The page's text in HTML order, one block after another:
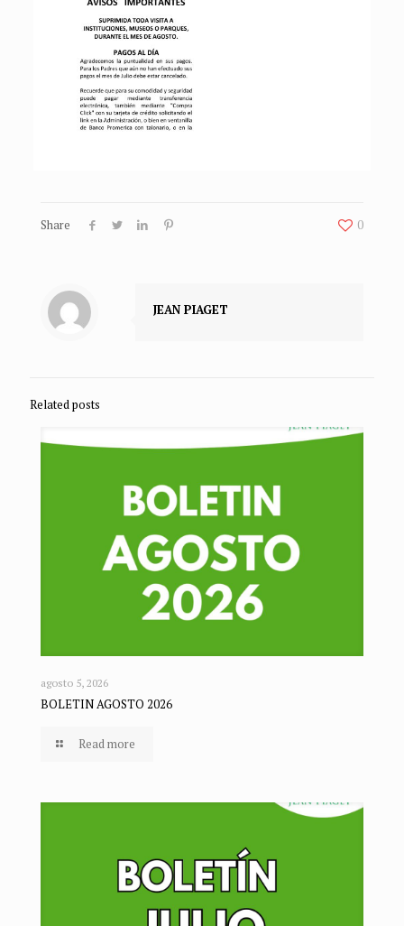
Share 0
JEAN PIAGET
Related posts
agosto 5, 2026
BOLETIN AGOSTO 2026
Read more